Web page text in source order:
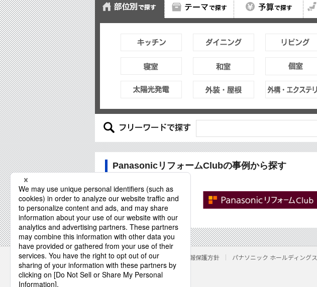
PanasonicリフォームClubの事例から探す
Panasonicリフォーム加盟店
「PanasonicリフォームClub」
専用サイトもご覧下さい
サイトのご利用にあたって クッキーポリシー 個人情報保護方針 パナソニック ホールディングス
パナソニック株式会社
© Panasonic Corporation